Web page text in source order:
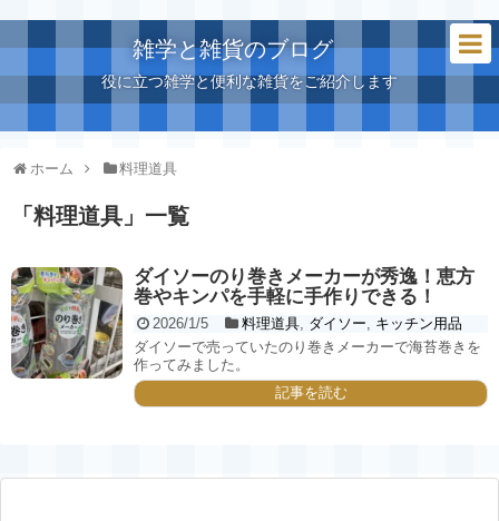
雑学と雑貨のブログ
役に立つ雑学と便利な雑貨をご紹介します
ホーム 料理道具
「 料理道具 」 一覧
ダイソーのり巻きメーカーが秀逸！恵方
巻やキンパを手軽に手作りできる！
2026/1/5 料理道具, ダイソー, キッチン用品
ダイソーで売っていたのり巻きメーカーで海苔巻きを
作ってみました。
記事を読む